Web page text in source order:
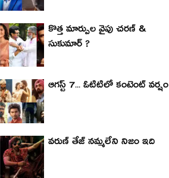
కొత్త మార్పుల వైపు చరణ్ &
సుకుమార్ ?
ఆగస్ట్ 7... ఓటిటిలో కంటెంట్ వర్షం
వరుణ్ తేజ్ నమ్మలేని నిజం ఇది